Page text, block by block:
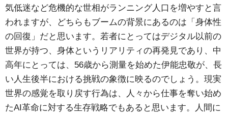
気低迷など危機的な世相がランニング人口を増やすと言
われますが、どちらもブームの背景にあるのは「身体性
の回復」だと思います。若者にとってはデジタル以前の
世界が持つ、身体というリアリティの再発見であり、中
高年にとっては、56歳から測量を始めた伊能忠敬が、長
い人生後半における挑戦の象徴に映るのでしょう。現実
世界の感覚を取り戻す行為は、人々から仕事を奪い始め
たAI革命に対する生存戦略でもあると思います。人間に